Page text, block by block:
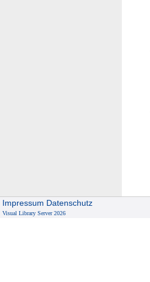
Impressum Datenschutz
Visual Library Server 2026